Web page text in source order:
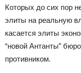
Которых до сих пор
элиты на реальную
касается элиты
“новой Антанты”
противником.